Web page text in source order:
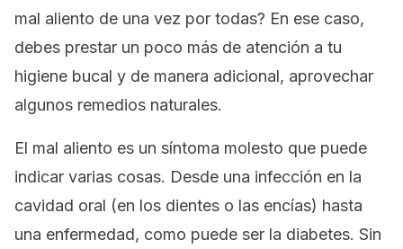
mal aliento de una vez por todas? En ese caso,
debes prestar un poco más de atención a tu
higiene bucal y de manera adicional, aprovechar
algunos remedios naturales.
El mal aliento es un síntoma molesto que puede
indicar varias cosas. Desde una infección en la
cavidad oral (en los dientes o las encías) hasta
una enfermedad, como puede ser la diabetes. Sin